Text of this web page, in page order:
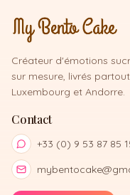
Créateur d'émotions
sur mesure, livrés
Luxembourg et Andorre.
Contact
+33 (0) 9 53 87 85